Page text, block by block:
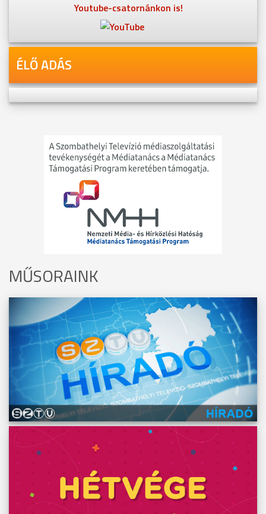
Youtube-csatornánkon is!
ÉLŐ ADÁS
MŰSORAINK